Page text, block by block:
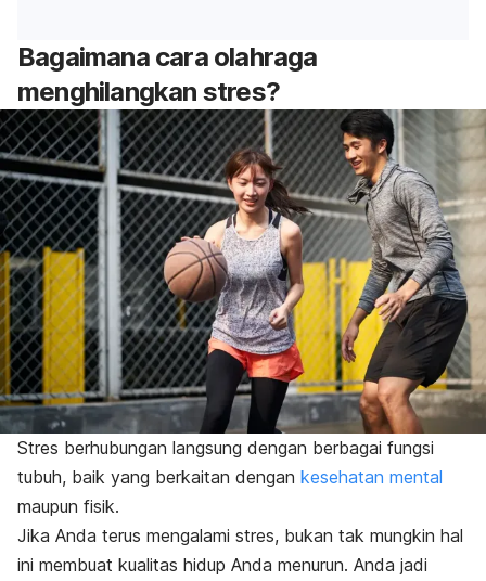
Bagaimana cara olahraga
menghilangkan stres?
Stres berhubungan langsung dengan berbagai fungsi
tubuh, baik yang berkaitan dengan kesehatan mental
maupun fisik.
Jika Anda terus mengalami stres, bukan tak mungkin hal
ini membuat kualitas hidup Anda menurun. Anda jadi